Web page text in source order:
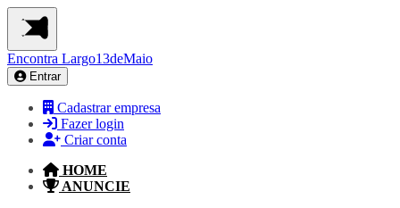
Encontra Largo13deMaio
Entrar
Cadastrar empresa
Fazer login
Criar conta
HOME
ANUNCIE